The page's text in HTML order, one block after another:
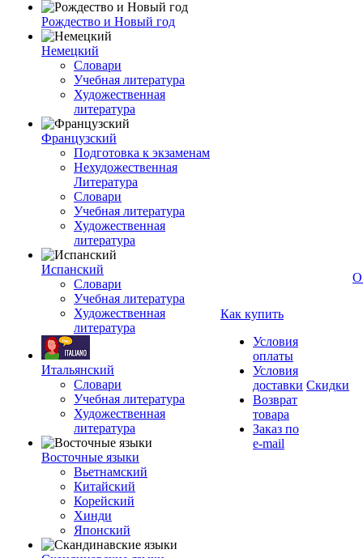
Рождество и Новый год
Немецкий
Словари
Учебная литература
Художественная
литература
Французский
Подготовка к экзаменам
Нехудожественная
Литература
Словари
Учебная литература
Художественная
литература
Испанский
Словари
Учебная литература
Художественная
литература
Итальянский
Словари
Учебная литература
Художественная
литература
Восточные языки
Вьетнамский
Китайский
Корейский
Хинди
Японский
Как купить
Условия
оплаты
Условия
доставки
Возврат
товара
Заказ по
e-mail
Скидки
О